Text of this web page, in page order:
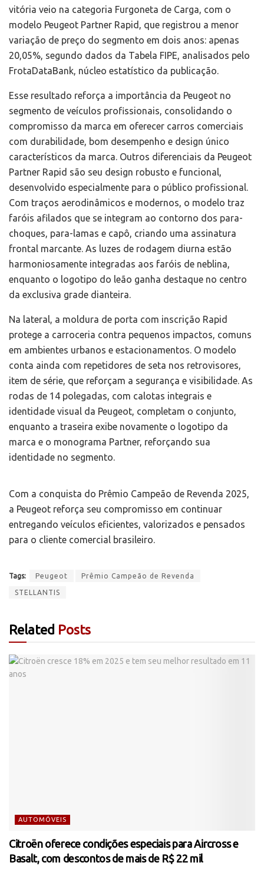
vitória veio na categoria Furgoneta de Carga, com o
modelo Peugeot Partner Rapid, que registrou a menor
variação de preço do segmento em dois anos: apenas
20,05%, segundo dados da Tabela FIPE, analisados pelo
FrotaDataBank, núcleo estatístico da publicação.
Esse resultado reforça a importância da Peugeot no
segmento de veículos profissionais, consolidando o
compromisso da marca em oferecer carros comerciais
com durabilidade, bom desempenho e design único
característicos da marca. Outros diferenciais da Peugeot
Partner Rapid são seu design robusto e funcional,
desenvolvido especialmente para o público profissional.
Com traços aerodinâmicos e modernos, o modelo traz
faróis afilados que se integram ao contorno dos para-
choques, para-lamas e capô, criando uma assinatura
frontal marcante. As luzes de rodagem diurna estão
harmoniosamente integradas aos faróis de neblina,
enquanto o logotipo do leão ganha destaque no centro
da exclusiva grade dianteira.
Na lateral, a moldura de porta com inscrição Rapid
protege a carroceria contra pequenos impactos, comuns
em ambientes urbanos e estacionamentos. O modelo
conta ainda com repetidores de seta nos retrovisores,
item de série, que reforçam a segurança e visibilidade. As
rodas de 14 polegadas, com calotas integrais e
identidade visual da Peugeot, completam o conjunto,
enquanto a traseira exibe novamente o logotipo da
marca e o monograma Partner, reforçando sua
identidade no segmento.
Com a conquista do Prêmio Campeão de Revenda 2025,
a Peugeot reforça seu compromisso em continuar
entregando veículos eficientes, valorizados e pensados
para o cliente comercial brasileiro.
Tags: Peugeot Prêmio Campeão de Revenda
STELLANTIS
Related Posts
AUTOMÓVEIS
Citroën oferece condições especiais para Aircross e
Basalt, com descontos de mais de R$ 22 mil